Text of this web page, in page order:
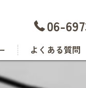
06-
よくある質問